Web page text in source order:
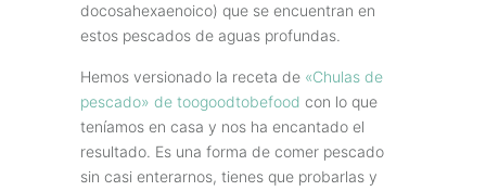
docosahexaenoico) que se encuentran en
estos pescados de aguas profundas.
Hemos versionado la receta de «Chulas de
pescado» de toogoodtobefood con lo que
teníamos en casa y nos ha encantado el
resultado. Es una forma de comer pescado
sin casi enterarnos, tienes que probarlas y